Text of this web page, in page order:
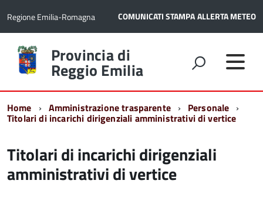
Regione Emilia-Romagna COMUNICATI STAMPAALLERTA METEO
Torna
alla
home
Provincia di
Reggio Emilia
Home Amministrazione trasparente Personale
Titolari di incarichi dirigenziali amministrativi di vertice
Titolari di incarichi dirigenziali
amministrativi di vertice